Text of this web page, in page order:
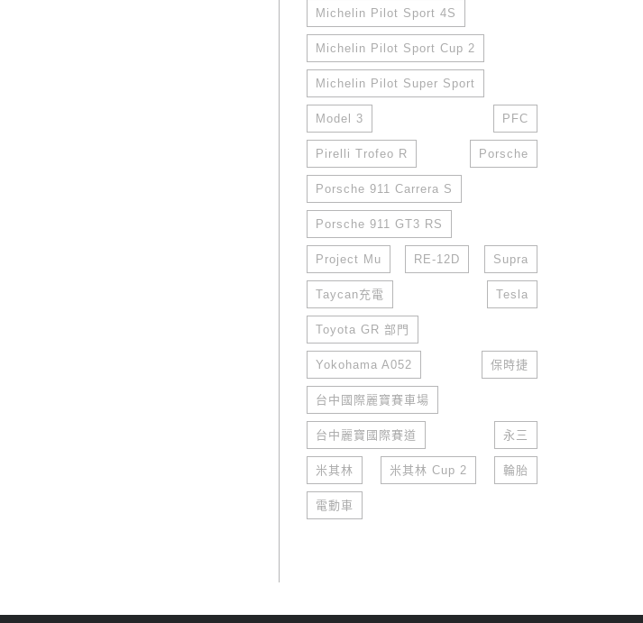
Michelin Pilot Sport 4S
Michelin Pilot Sport Cup 2
Michelin Pilot Super Sport
Model 3 PFC
Pirelli Trofeo R Porsche
Porsche 911 Carrera S
Porsche 911 GT3 RS
Project Mu RE-12D Supra
Taycan充電 Tesla
Toyota GR 部門
Yokohama A052 保時捷
台中國際麗寶賽車場
台中麗寶國際賽道 永三
米其林 米其林 Cup 2 輪胎
電動車